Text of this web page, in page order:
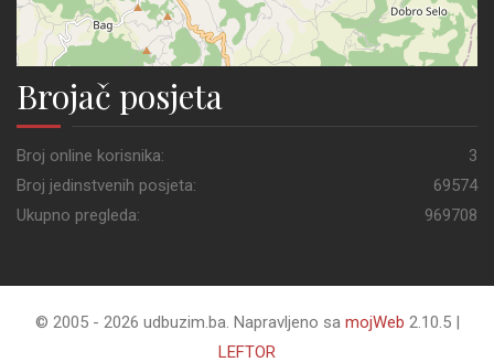
Brojač posjeta
Broj online korisnika:
3
Broj jedinstvenih posjeta:
69574
Ukupno pregleda:
969708
© 2005 - 2026 udbuzim.ba. Napravljeno sa mojWeb 2.10.5 |
LEFTOR